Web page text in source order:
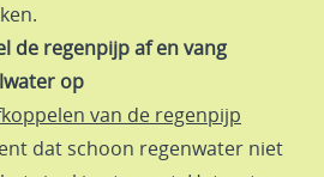
de regenpijp af en vang
op
van de regenpijp
dat schoon regenwater niet